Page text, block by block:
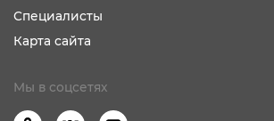
Специалисты
Карта сайта
Мы в соцсетях